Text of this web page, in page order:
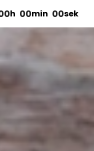
h 00min 00sek
inne marki: